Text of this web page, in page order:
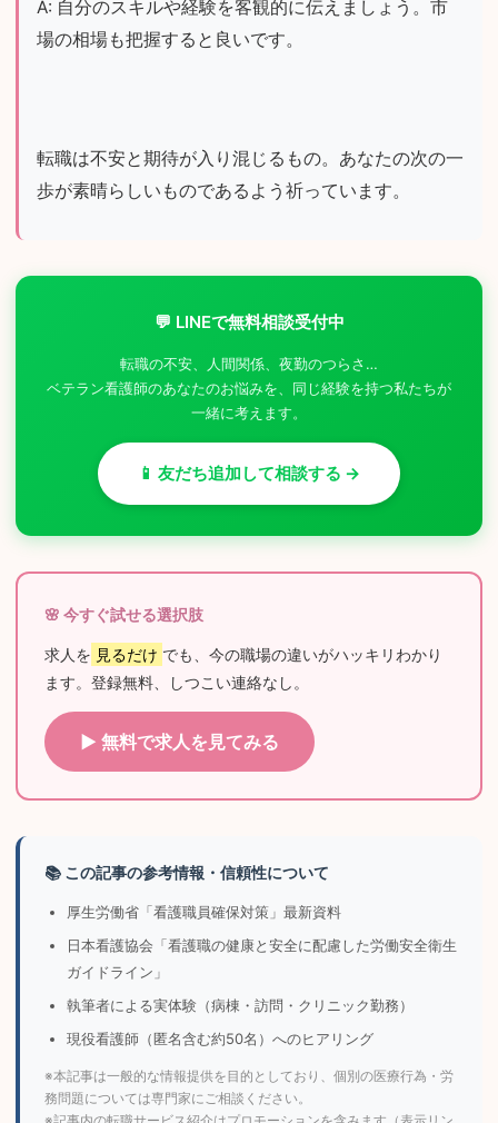
A: 自分のスキルや経験を客観的に伝えましょう。市
場の相場も把握すると良いです。
転職は不安と期待が入り混じるもの。あなたの次の一
歩が素晴らしいものであるよう祈っています。
💬 LINEで無料相談受付中
転職の不安、人間関係、夜勤のつらさ…
ベテラン看護師のあなたのお悩みを、同じ経験を持つ私たちが
一緒に考えます。
📱 友だち追加して相談する →
🌸 今すぐ試せる選択肢
求人を 見るだけ でも、今の職場の違いがハッキリわかり
ます。登録無料、しつこい連絡なし。
▶ 無料で求人を見てみる
📚 この記事の参考情報・信頼性について
厚生労働省「看護職員確保対策」最新資料
日本看護協会「看護職の健康と安全に配慮した労働安全衛生
ガイドライン」
執筆者による実体験（病棟・訪問・クリニック勤務）
現役看護師（匿名含む約50名）へのヒアリング
※本記事は一般的な情報提供を目的としており、個別の医療行為・労
務問題については専門家にご相談ください。